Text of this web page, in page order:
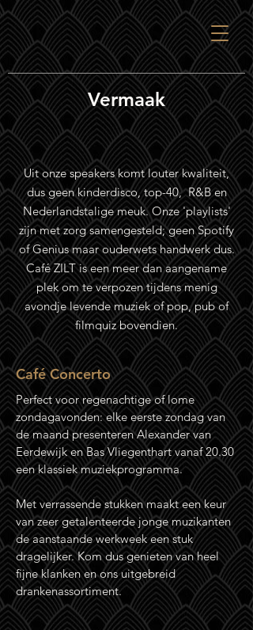
Vermaak
Uit onze speakers komt louter kwaliteit,
dus geen kinderdisco, top-40, R&B en
Nederlandstalige meuk. Onze 'playlists'
zijn met zorg samengesteld; geen Spotify
of Genius maar ouderwets handwerk dus.
Café ZILT is een meer dan aangename
plek om te verpozen tijdens menig
avondje levende muziek of pop, pub of
filmquiz bovendien.
Café Concerto
Perfect voor regenachtige of lome
zondagavonden: elke eerste zondag van
de maand presenteren Alexander van
Eerdewijk en Bas Vliegenthart vanaf 20.30
een klassiek muziekprogramma.
Met verrassende stukken maakt een keur
van zeer getalenteerde jonge muzikanten
de aanstaande werkweek een stuk
dragelijker. Kom dus genieten van heel
fijne klanken en ons uitgebreid
drankenassortiment.